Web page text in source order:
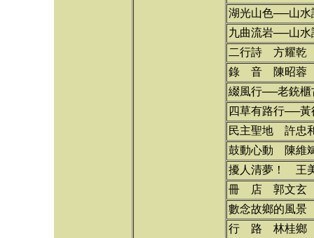
湖光山色──山
九曲流岩──山
二行詩 方耀乾
錄 音 陳昭蓉
綴風行──老銃
四草有路行──
民主聖地 許忠
鼓動心動 陳維
擾人清夢！ 王
冊 店 郭文玄
數念故鄉的風
行 路 林桂鄉